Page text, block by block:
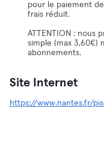
pour le paiement
frais réduit.
ATTENTION : nous
simple (max 3,60€)
abonnements.
Site Internet
https://www.nantes.fr/